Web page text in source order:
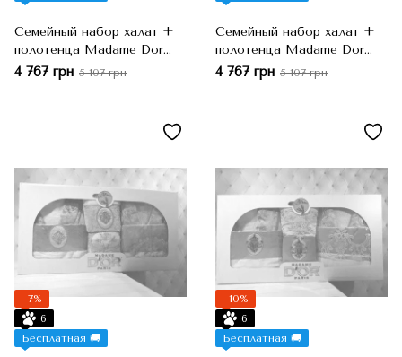
Семейный набор халат +
полотенца Madame Dor
Пудра/Крем, Пудровый,
4 767 грн 5 107 грн
Семейный набор халат +
полотенца Madame Dor
Бирюза/Серый,
4 767 грн 5 107 грн
−7%
6
Бесплатная 🚚
−10%
6
Бесплатная 🚚